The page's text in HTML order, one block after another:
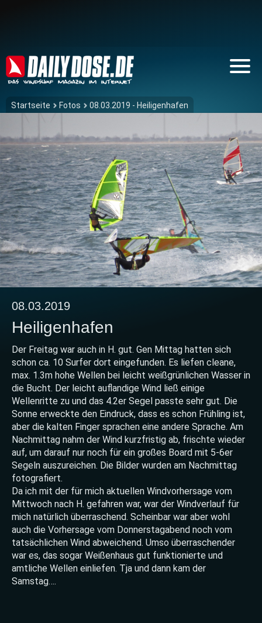
Startseite Fotos 08.03.2019 - Heiligenhafen
08.03.2019
Heiligenhafen
Der Freitag war auch in H. gut. Gen Mittag hatten sich
schon ca. 10 Surfer dort eingefunden. Es liefen cleane,
max. 1.3m hohe Wellen bei leicht weißgrünlichen Wasser in
die Bucht. Der leicht auflandige Wind ließ einige
Wellenritte zu und das 4.2er Segel passte sehr gut. Die
Sonne erweckte den Eindruck, dass es schon Frühling ist,
aber die kalten Finger sprachen eine andere Sprache. Am
Nachmittag nahm der Wind kurzfristig ab, frischte wieder
auf, um darauf nur noch für ein großes Board mit 5-6er
Segeln auszureichen. Die Bilder wurden am Nachmittag
fotografiert.
Da ich mit der für mich aktuellen Windvorhersage vom
Mittwoch nach H. gefahren war, war der Windverlauf für
mich natürlich überraschend. Scheinbar war aber wohl
auch die Vorhersage vom Donnerstagabend noch vom
tatsächlichen Wind abweichend. Umso überraschender
war es, das sogar Weißenhaus gut funktionierte und
amtliche Wellen einliefen. Tja und dann kam der
Samstag….